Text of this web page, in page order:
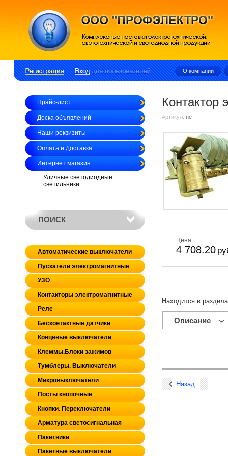
О компании
Контактор
Артикул: нет
Цена:
4 708.20
Находится в
Описание
Назад
Прайс-лист
Доска объявлений
Наши реквизиты
Оплата и Доставка
Интернет магазин
Уличные светодиодные
светильники.
ПОИСК
Автоматические выключатели
Пускатели электромагнитные
УЗО
Контакторы электромагнитные
Реле
Бесконтактные датчики
Концевые выключатели
Клеммы.Блоки зажимов
Тумблеры. Выключатели
Микровыключатели
Посты кнопочные
Кнопки. Переключатели
Арматура светосигнальная
Пакетники
Пакетные выключатели